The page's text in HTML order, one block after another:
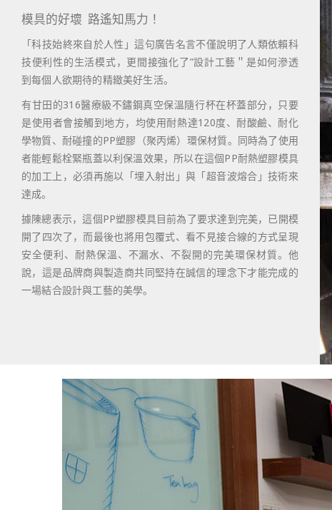
模具的好壞 路遙知馬力！
「科技始終來自於人性」這句廣告名言不僅說明了人類依賴科
技便利性的生活模式，更間接強化了”設計工藝＂是如何滲透
到每個人欲期待的精緻美好生活。
有甘田的316醫療級不鏽鋼真空保溫隨行杯在杯蓋部分，只要
是使用者會接觸到地方，均使用耐熱達120度、耐酸鹼、耐化
學物質、耐碰撞的PP塑膠（聚丙烯）環保材質。同時為了使用
者能輕鬆栓緊瓶蓋以利保溫效果，所以在這個PP耐熱塑膠模具
的加工上，必須再施以「埋入射出」與「超音波熔合」技術來
達成。
據陳總表示，這個PP塑膠模具目前為了要求達到完美，已開模
開了四次了，而最後也將用包覆式、看不見接合線的方式呈現
安全便利、耐熱保溫、不漏水、不裂開的完美環保材質。他
說，這是品牌商與製造商共同堅持在誠信的理念下才能完成的
一場結合設計與工藝的美學。